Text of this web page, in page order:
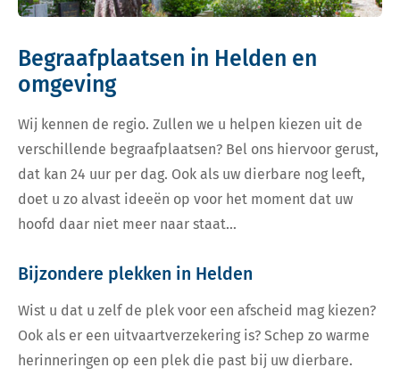
Begraafplaatsen in Helden en
omgeving
Wij kennen de regio. Zullen we u helpen kiezen uit de
verschillende begraafplaatsen? Bel ons hiervoor gerust,
dat kan 24 uur per dag. Ook als uw dierbare nog leeft,
doet u zo alvast ideeën op voor het moment dat uw
hoofd daar niet meer naar staat…
Bijzondere plekken in Helden
Wist u dat u zelf de plek voor een afscheid mag kiezen?
Ook als er een uitvaartverzekering is? Schep zo warme
herinneringen op een plek die past bij uw dierbare.